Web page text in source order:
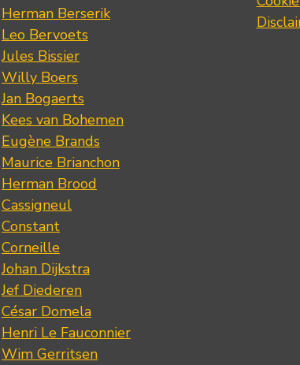
Herman Berserik
Leo Bervoets
Jules Bissier
Willy Boers
Jan Bogaerts
Kees van Bohemen
Eugène Brands
Maurice Brianchon
Herman Brood
Cassigneul
Constant
Corneille
Johan Dijkstra
Jef Diederen
César Domela
Henri Le Fauconnier
Wim Gerritsen